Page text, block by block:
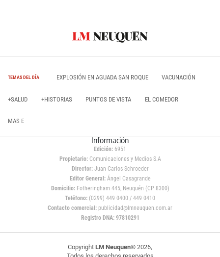
TEMAS DEL DÍA EXPLOSIÓN EN AGUADA SAN ROQUE VACUNACIÓN
+SALUD +HISTORIAS PUNTOS DE VISTA EL COMEDOR
MAS E
Información
Edición: 6951
Propietario:Comunicaciones y Medios S.A
Director: Juan Carlos Schroeder
Editor General:Ángel Casagrande
Domicilio:Fotheringham 445, Neuquén (CP 8300)
Teléfono: (0299) 449 0400 / 449 0410
Contacto comercial: publicidad@lmneuquen.com.ar
Registro DNA: 97810291
Copyright LM Neuquen© 2026,